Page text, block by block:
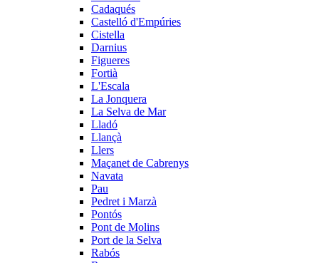
Cadaqués
Castelló d'Empúries
Cistella
Darnius
Figueres
Fortià
L'Escala
La Jonquera
La Selva de Mar
Lladó
Llançà
Llers
Maçanet de Cabrenys
Navata
Pau
Pedret i Marzà
Pontós
Pont de Molins
Port de la Selva
Rabós